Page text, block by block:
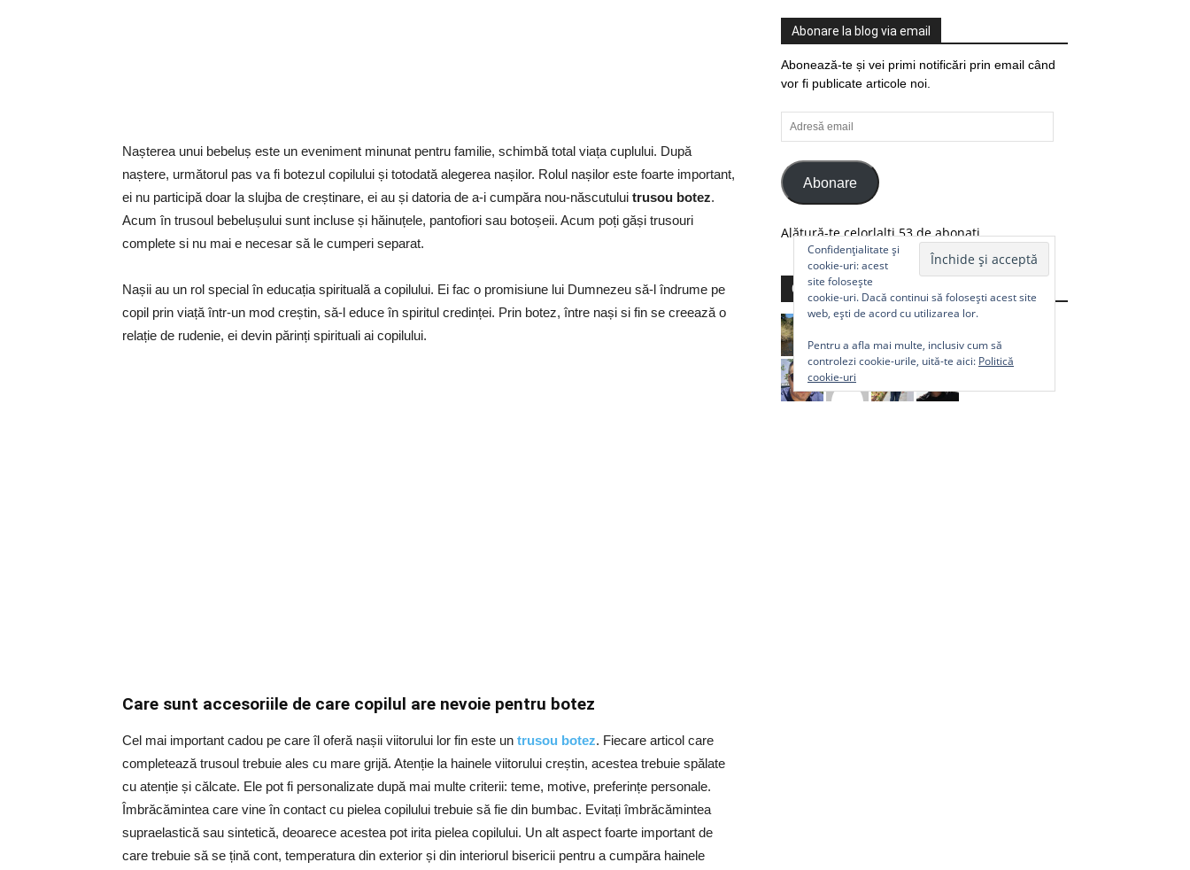
Nașterea unui bebeluș este un eveniment minunat pentru familie, schimbă total viața cuplului. După
naștere, următorul pas va fi botezul copilului și totodată alegerea nașilor. Rolul nașilor este foarte important,
ei nu participă doar la slujba de creștinare, ei au și datoria de a-i cumpăra nou-născutului trusou botez.
Acum în trusoul bebelușului sunt incluse și hăinuțele, pantofiori sau botoșeii. Acum poți găși trusouri
complete si nu mai e necesar să le cumperi separat.
Nașii au un rol special în educația spirituală a copilului. Ei fac o promisiune lui Dumnezeu să-l îndrume pe
copil prin viață într-un mod creștin, să-l educe în spiritul credinței. Prin botez, între nași si fin se creează o
relație de rudenie, ei devin părinți spirituali ai copilului.
Care sunt accesoriile de care copilul are nevoie pentru botez
Cel mai important cadou pe care îl oferă nașii viitorului lor fin este un trusou botez. Fiecare articol care
completează trusoul trebuie ales cu mare grijă. Atenție la hainele viitorului creștin, acestea trebuie spălate
cu atenție și călcate. Ele pot fi personalizate după mai multe criterii: teme, motive, preferințe personale.
Îmbrăcămintea care vine în contact cu pielea copilului trebuie să fie din bumbac. Evitați îmbrăcămintea
supraelastică sau sintetică, deoarece acestea pot irita pielea copilului. Un alt aspect foarte important de
care trebuie să se țină cont, temperatura din exterior și din interiorul bisericii pentru a cumpăra hainele
Abonare la blog via email
Abonează-te și vei primi notificări prin email când
vor fi publicate articole noi.
Adresă
email
Abonare
Alătură-te celorlalți 53 de abonați.
Comunitate
Confidențialitate și
cookie-uri: acest
site folosește
cookie-uri. Dacă continui să folosești acest site
web, ești de acord cu utilizarea lor.
Pentru a afla mai multe, inclusiv cum să
controlezi cookie-urile, uită-te aici: Politică
cookie-uri